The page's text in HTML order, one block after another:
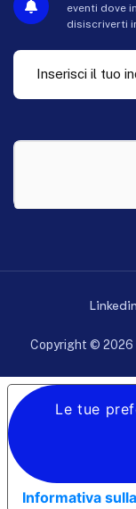
eventi dove
disiscriverti
Linkedin
Copyright © 2026
Informativa
Le tue